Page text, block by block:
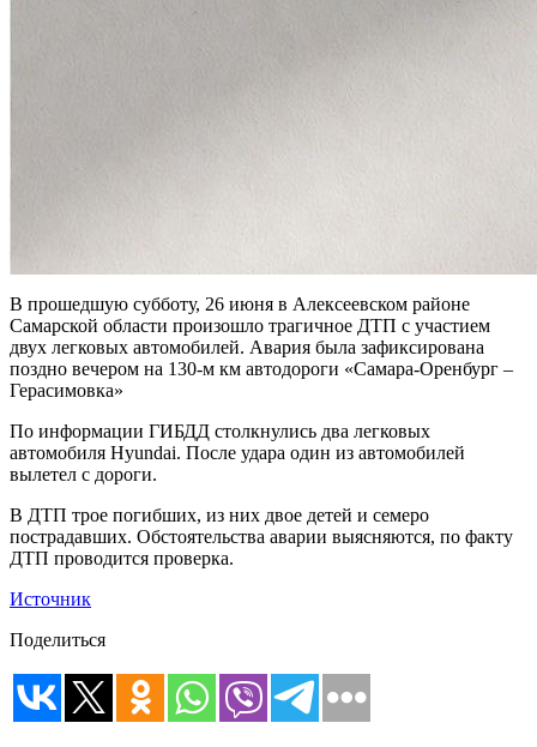
В прошедшую субботу, 26 июня в Алексеевском районе
Самарской области произошло трагичное ДТП с участием
двух легковых автомобилей. Авария была зафиксирована
поздно вечером на 130-м км автодороги «Самара-Оренбург –
Герасимовка»
По информации ГИБДД столкнулись два легковых
автомобиля Hyundai. После удара один из автомобилей
вылетел с дороги.
В ДТП трое погибших, из них двое детей и семеро
пострадавших. Обстоятельства аварии выясняются, по факту
ДТП проводится проверка.
Источник
Поделиться